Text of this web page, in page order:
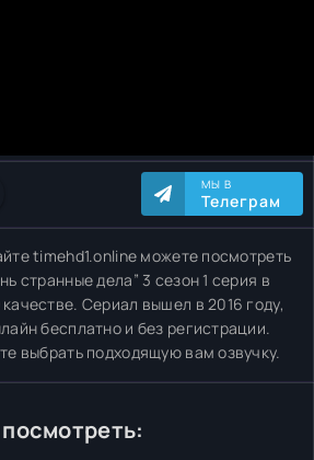
МЫ В
Телеграм
timehd1.online можете посмотреть
странные дела” 3 сезон 1 серия в
Сериал вышел в 2016 году,
бесплатно и без регистрации.
выбрать подходящую вам озвучку.